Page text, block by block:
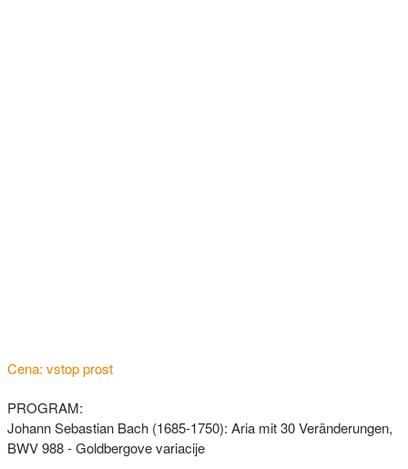
Cena: vstop prost
PROGRAM:
Johann Sebastian Bach (1685-1750): Aria mit 30 Veränderungen,
BWV 988 - Goldbergove variacije